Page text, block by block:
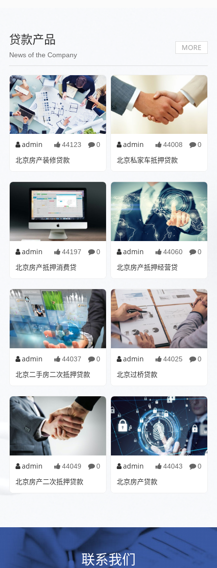
贷款产品
News of the Company
MORE
admin 44123 0
北京房产装修贷款
言：随着北京房地产市场的不
断发展和人们生活水...
admin 44008 0
北京私家车抵押贷款
资产，灵活资金引言：在当今
快速发展的经济环...
admin 44197 0
北京房产抵押消费贷
经济快速发展的大背景下,房地
产市场作为支柱产业...
admin 44060 0
北京房产抵押经营贷
资金流动性随着中国经济的不
断发展,中小企业作为...
admin 44037 0
北京二手房二次抵押贷款
房价的不断攀升，许多人选择
通过购买二手房来满足...
admin 44025 0
北京过桥贷款
在经济快速发展的今天,企业和
个人在面临资金周转...
admin 44049 0
北京房产二次抵押贷款
admin 44043 0
北京房产贷款
联系我们